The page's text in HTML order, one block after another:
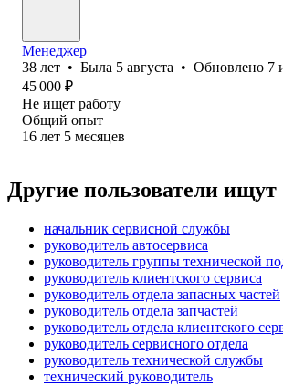
Менеджер
38 лет • Была 5 августа • Обновлено 7
45 000 ₽
Не ищет работу
Общий опыт
16 лет 5 месяцев
Другие пользователи ищут
начальник сервисной службы
руководитель автосервиса
руководитель группы технической
руководитель клиентского сервиса
руководитель отдела запасных частей
руководитель отдела запчастей
руководитель отдела клиентского
руководитель сервисного отдела
руководитель технической службы
технический руководитель